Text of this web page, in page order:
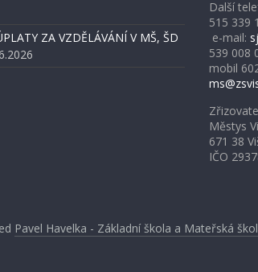
ZA VZDĚLÁVÁNÍ V MŠ, ŠD
Další
515 339
e-mail:
539 008
mobil
Městys
671 38
IČO
Pavel Havelka - Základní škola a Mateřská